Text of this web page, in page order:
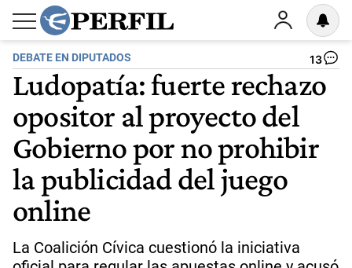
DEBATE EN DIPUTADOS 13
Ludopatía: fuerte rechazo
opositor al proyecto del
Gobierno por no prohibir
la publicidad del juego
online
La Coalición Cívica cuestionó la iniciativa